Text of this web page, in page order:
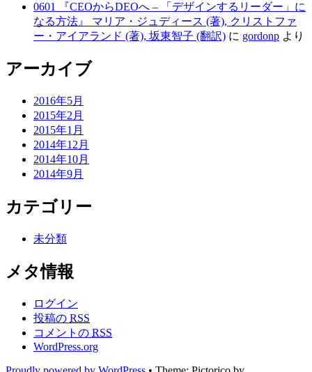
0601 『CEOからDEOへ – 「デザインするリーダー」に
なる方法』 マリア・ジュディース (著), クリストファ
ー・アイアランド (著), 坂東智子 (翻訳) に gordonp より
アーカイブ
2016年5月
2015年2月
2015年1月
2014年12月
2014年10月
2014年9月
カテゴリー
未分類
メタ情報
ログイン
投稿の RSS
コメントの RSS
WordPress.org